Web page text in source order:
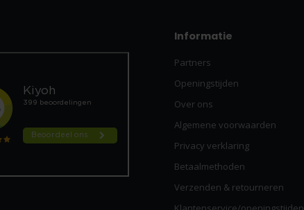
Informatie
Partners
Openingstijden
Over ons
Algemene voorwaarden
Privacy verklaring
Betaalmethoden
Verzenden & retourneren